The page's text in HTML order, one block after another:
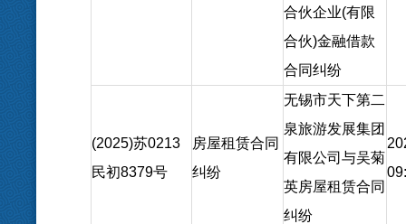
合伙企业(有限
合伙)金融借款
合同纠纷
(2025)苏0213
民初8379号
房屋租赁合同
纠纷
无锡市天下第二
泉旅游发展集团
有限公司与吴菊
英房屋租赁合同
纠纷